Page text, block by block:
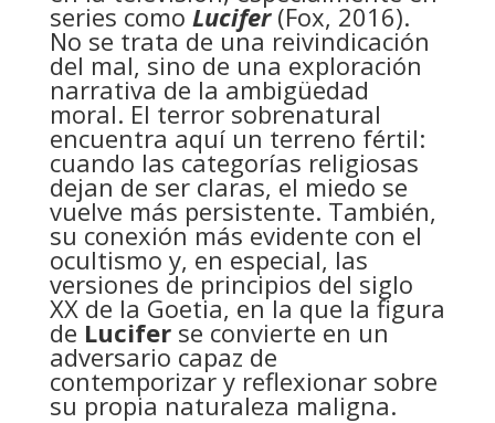
series como Lucifer(Fox, 2016).
No se trata de una reivindicación
del mal, sino de una exploración
narrativa de la ambigüedad
moral. El terror sobrenatural
encuentra aquí un terreno fértil:
cuando las categorías religiosas
dejan de ser claras, el miedo se
vuelve más persistente. También,
su conexión más evidente con el
ocultismo y, en especial, las
versiones de principios del siglo
XX de la Goetia, en la que la figura
de Luciferse convierte en un
adversario capaz de
contemporizar y reflexionar sobre
su propia naturaleza maligna.